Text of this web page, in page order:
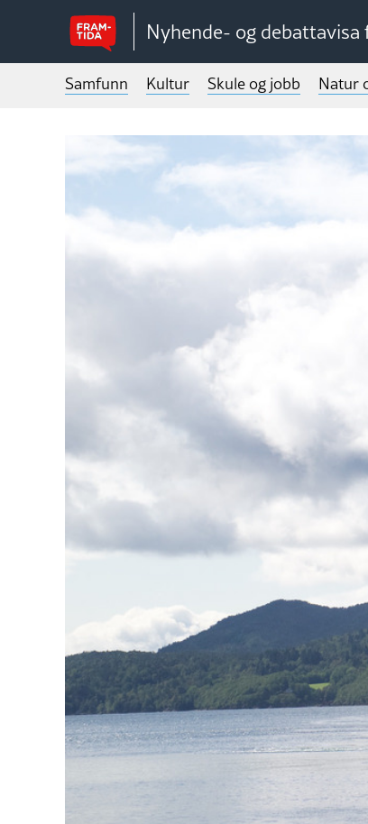
Nyhende- og debattavisa
Samfunn Kultur Skule og jobb Natur